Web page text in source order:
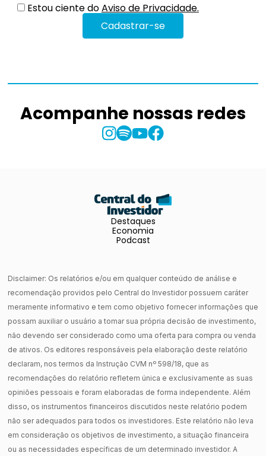
Estou ciente doAviso de Privacidade.
Acompanhe nossas redes
Destaques
Economia
Podcast
Disclaimer: Os relatórios e/ou em qualquer conteúdo de análise e
recomendação providos pelo Central do Investidor possuem caráter
meramente informativo e tem como objetivo fornecer informações que
possam auxiliar o usuário a tomar sua própria decisão de investimento,
não devendo ser considerado como uma oferta para compra ou venda
de ativos. Os editores responsáveis pela elaboração deste relatório
declaram, nos termos da Instrução CVM nº 598/18, que as
recomendações do relatório refletem única e exclusivamente as suas
opiniões pessoais e foram elaboradas de forma independente. Além
disso, os instrumentos financeiros discutidos neste relatório podem
não ser adequados para todos os investidores. Este relatório não leva
em consideração os objetivos de investimento, a situação financeira
ou as necessidades específicas de um determinado investidor. A